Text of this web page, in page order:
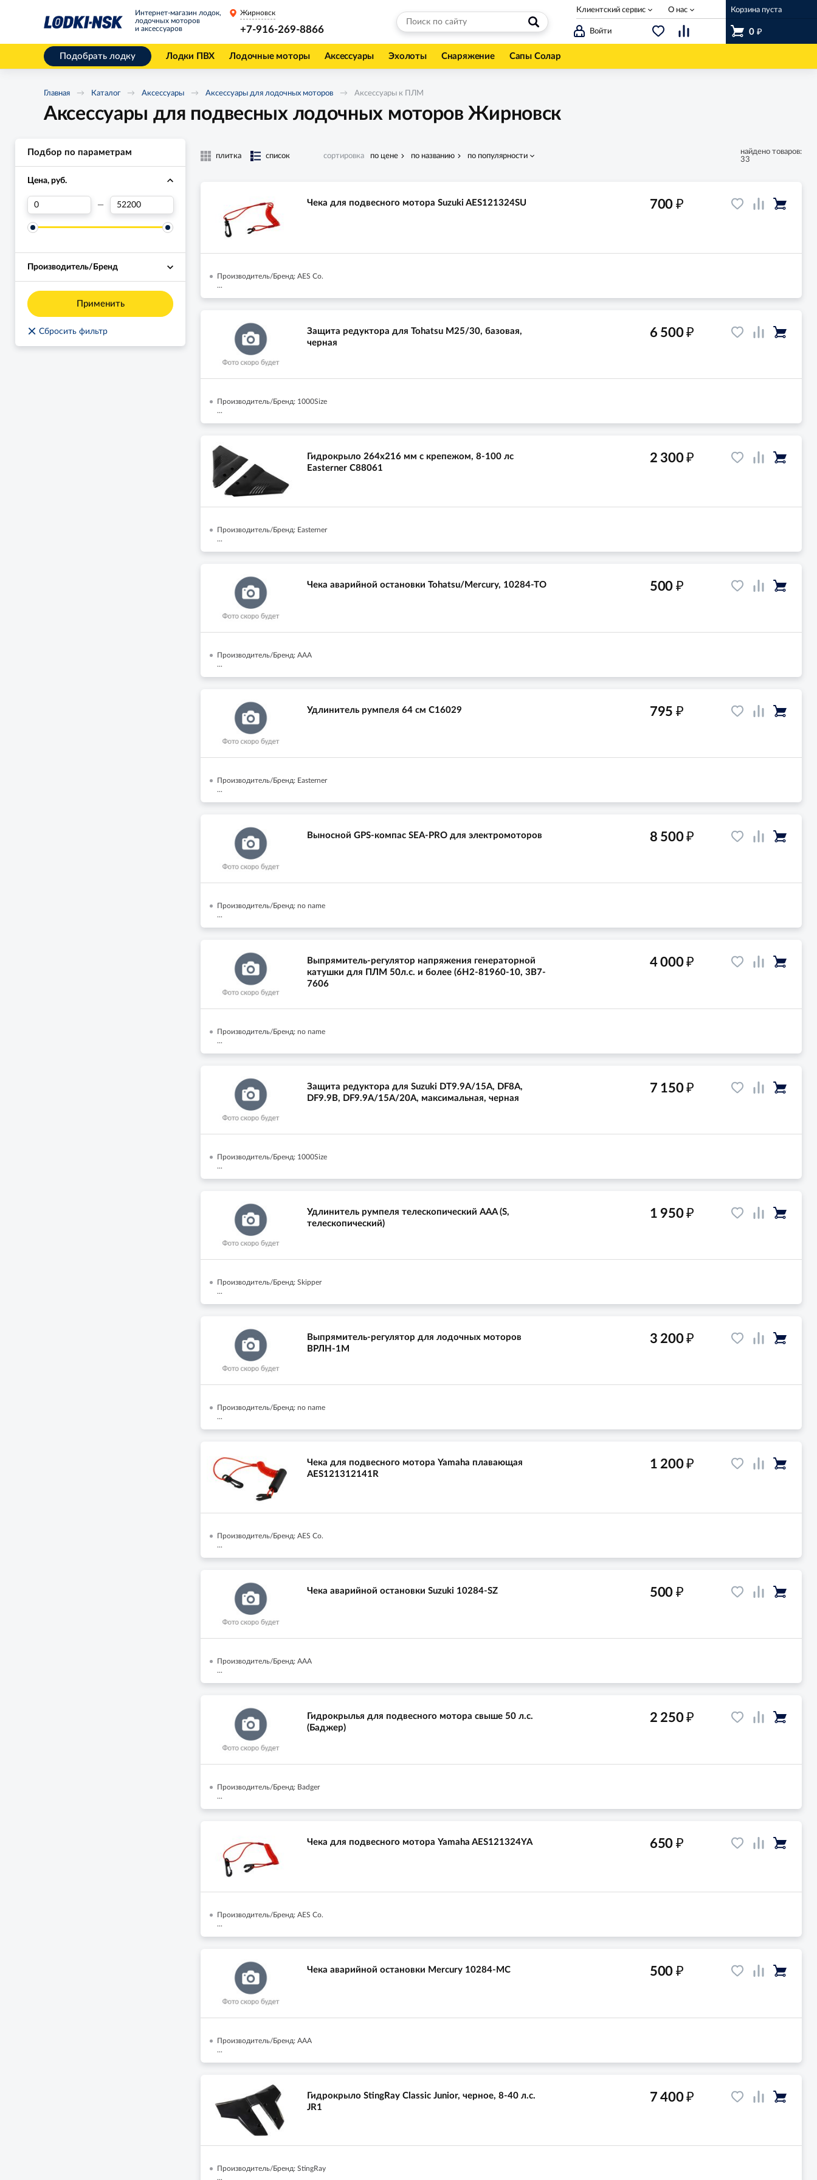
Интернет-магазин лодок,
лодочных моторов
и аксессуаров
Войти
Корзина пуста
0 ₽
Жирновск
+7-916-269-8866
Клиентский сервис О нас
Подобрать лодку Лодки ПВХ Лодочные моторы Аксессуары Эхолоты Снаряжение Сапы Солар
Главная Каталог Аксессуары Аксессуары для лодочных моторов Аксессуары к ПЛМ
Аксессуары для подвесных лодочных моторов Жирновск
Подбор по параметрам
Цена, руб.
—
Производитель/Бренд
Применить
× Сбросить фильтр
плитка список сортировка по цене по названию по популярности
найдено товаров:
33
Чека для подвесного мотора Suzuki AES121324SU
Производитель/Бренд: AES Co.
...
700 ₽
Защита редуктора для Tohatsu M25/30, базовая,
черная
Производитель/Бренд: 1000Size
...
6 500₽
Гидрокрыло 264х216 мм с крепежом, 8-100 лс
Easterner C88061
Производитель/Бренд: Easterner
...
2 300₽
Чека аварийной остановки Tohatsu/Mercury, 10284-TO
Производитель/Бренд: AAA
...
500 ₽
Удлинитель румпеля 64 см C16029
Производитель/Бренд: Easterner
...
795 ₽
Выносной GPS-компас SEA-PRO для электромоторов
Производитель/Бренд: no name
...
8 500₽
Выпрямитель-регулятор напряжения генераторной
катушки для ПЛМ 50л.с. и более (6H2-81960-10, 3B7-
7606
Производитель/Бренд: no name
...
4 000₽
Защита редуктора для Suzuki DT9.9A/15A, DF8A,
DF9.9B, DF9.9A/15A/20A, максимальная, черная
Производитель/Бренд: 1000Size
...
7 150₽
Удлинитель румпеля телескопический AAA (S,
телескопический)
Производитель/Бренд: Skipper
...
1 950₽
Выпрямитель-регулятор для лодочных моторов
ВРЛН-1М
Производитель/Бренд: no name
...
3 200₽
Чека для подвесного мотора Yamaha плавающая
AES121312141R
Производитель/Бренд: AES Co.
...
1 200₽
Чека аварийной остановки Suzuki 10284-SZ
Производитель/Бренд: AAA
...
500 ₽
Гидрокрылья для подвесного мотора свыше 50 л.с.
(Баджер)
Производитель/Бренд: Badger
...
2 250₽
Чека для подвесного мотора Yamaha AES121324YA
Производитель/Бренд: AES Co.
...
650 ₽
Чека аварийной остановки Mercury 10284-MC
Производитель/Бренд: AAA
...
500 ₽
Гидрокрыло StingRay Classic Junior, черное, 8-40 л.с.
JR1
Производитель/Бренд: StingRay
...
7 400₽